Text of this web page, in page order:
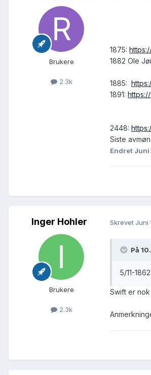
Brukere
2.3k
1875:
1882 Ole
1885:
1891:
2448:
Siste
Endret Juni
Inger Hohler
Brukere
2.3k
SkrevetJuni
På
5/11-
Swift er